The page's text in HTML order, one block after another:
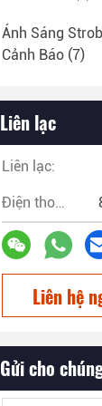
Ánh Sáng
Cảnh Báo (7)
Liên lạc
Liên lạc:
Điện thoại:
Liên hệ
Gửi cho